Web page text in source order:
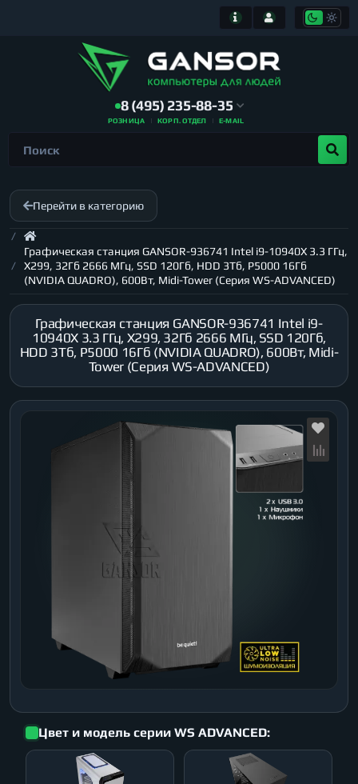
8 (495) 235-88-35
РОЗНИЦА КОРП. ОТДЕЛ E-MAIL
Перейти в категорию
Графическая станция GANSOR-936741 Intel i9-10940X 3.3 ГГц,
X299, 32Гб 2666 МГц, SSD 120Гб, HDD 3Тб, P5000 16Гб
(NVIDIA QUADRO), 600Вт, Midi-Tower (Серия WS-ADVANCED)
Графическая станция GANSOR-936741 Intel i9-
10940X 3.3 ГГц, X299, 32Гб 2666 МГц, SSD 120Гб,
HDD 3Тб, P5000 16Гб (NVIDIA QUADRO), 600Вт, Midi-
Tower (Серия WS-ADVANCED)
Цвет и модель серии WS ADVANCED: